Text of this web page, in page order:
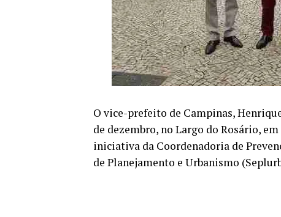
O vice-prefeito de Campinas,
de dezembro, no Largo do Rosário,
iniciativa da Coordenadoria de
de Planejamento e Urbanismo